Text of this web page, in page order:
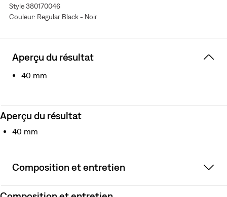
Style 380170046
Couleur: Regular Black - Noir
Aperçu du résultat
40 mm
Aperçu du résultat
40 mm
Composition et entretien